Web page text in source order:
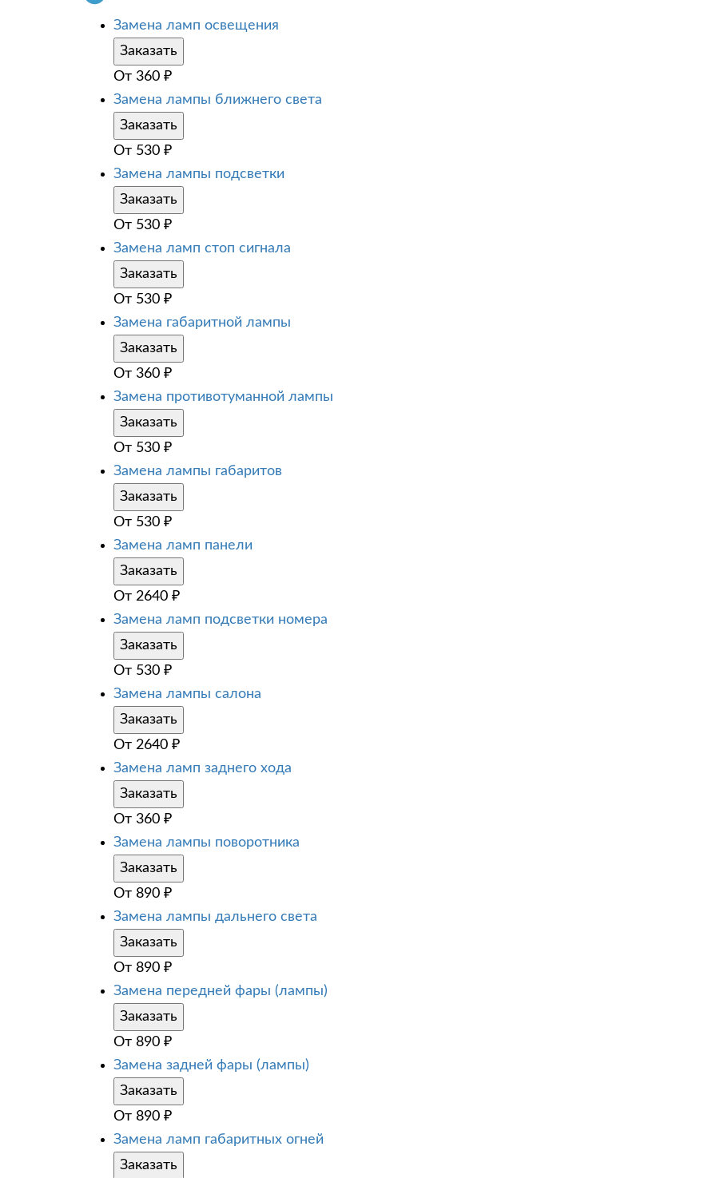
Замена ламп освещения
Заказать
От 360 ₽
Замена лампы ближнего света
Заказать
От 530 ₽
Замена лампы подсветки
Заказать
От 530 ₽
Замена ламп стоп сигнала
Заказать
От 530 ₽
Замена габаритной лампы
Заказать
От 360 ₽
Замена противотуманной лампы
Заказать
От 530 ₽
Замена лампы габаритов
Заказать
От 530 ₽
Замена ламп панели
Заказать
От 2640 ₽
Замена ламп подсветки номера
Заказать
От 530 ₽
Замена лампы салона
Заказать
От 2640 ₽
Замена ламп заднего хода
Заказать
От 360 ₽
Замена лампы поворотника
Заказать
От 890 ₽
Замена лампы дальнего света
Заказать
От 890 ₽
Замена передней фары (лампы)
Заказать
От 890 ₽
Замена задней фары (лампы)
Заказать
От 890 ₽
Замена ламп габаритных огней
Заказать